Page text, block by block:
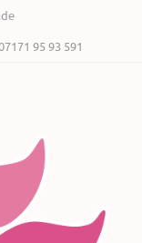
95 93 591